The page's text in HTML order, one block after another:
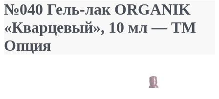
№040 Гель-лак ORGANIK
«Кварцевый», 10 мл — ТМ
Опция